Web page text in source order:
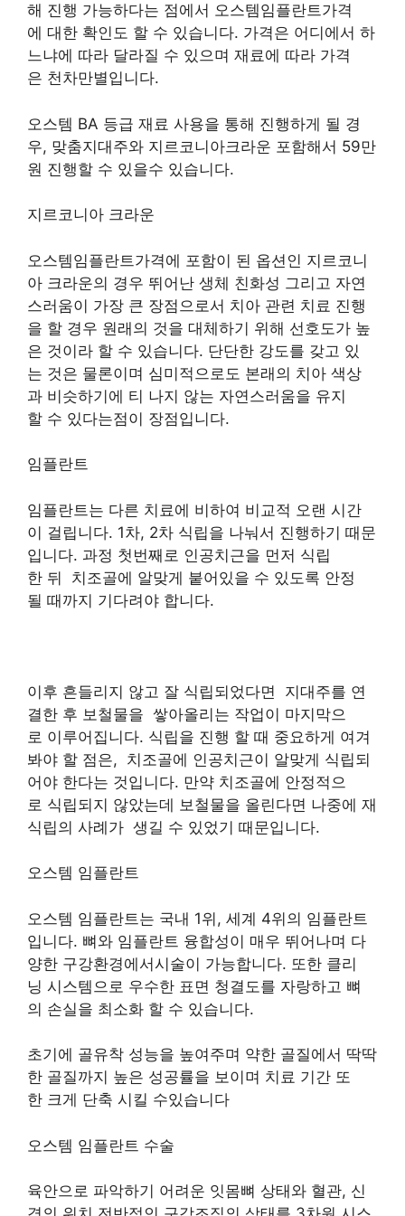
해 진행 가능하다는 점에서 오스템임플란트가격
에 대한 확인도 할 수 있습니다. 가격은 어디에서 하
느냐에 따라 달라질 수 있으며 재료에 따라 가격
은 천차만별입니다.
오스템 BA 등급 재료 사용을 통해 진행하게 될 경
우, 맞춤지대주와 지르코니아크라운 포함해서 59만
원 진행할 수 있을수 있습니다.
지르코니아 크라운
오스템임플란트가격에 포함이 된 옵션인 지르코니
아 크라운의 경우 뛰어난 생체 친화성 그리고 자연
스러움이 가장 큰 장점으로서 치아 관련 치료 진행
을 할 경우 원래의 것을 대체하기 위해 선호도가 높
은 것이라 할 수 있습니다. 단단한 강도를 갖고 있
는 것은 물론이며 심미적으로도 본래의 치아 색상
과 비슷하기에 티 나지 않는 자연스러움을 유지
할 수 있다는점이 장점입니다.
임플란트
임플란트는 다른 치료에 비하여 비교적 오랜 시간
이 걸립니다. 1차, 2차 식립을 나눠서 진행하기 때문
입니다. 과정 첫번째로 인공치근을 먼저 식립
한 뒤 치조골에 알맞게 붙어있을 수 있도록 안정
될 때까지 기다려야 합니다.
이후 흔들리지 않고 잘 식립되었다면 지대주를 연
결한 후 보철물을 쌓아올리는 작업이 마지막으
로 이루어집니다. 식립을 진행 할 때 중요하게 여겨
봐야 할 점은, 치조골에 인공치근이 알맞게 식립되
어야 한다는 것입니다. 만약 치조골에 안정적으
로 식립되지 않았는데 보철물을 올린다면 나중에 재
식립의 사례가 생길 수 있었기 때문입니다.
오스템 임플란트
오스템 임플란트는 국내 1위, 세계 4위의 임플란트
입니다. 뼈와 임플란트 융합성이 매우 뛰어나며 다
양한 구강환경에서시술이 가능합니다. 또한 클리
닝 시스템으로 우수한 표면 청결도를 자랑하고 뼈
의 손실을 최소화 할 수 있습니다.
초기에 골유착 성능을 높여주며 약한 골질에서 딱딱
한 골질까지 높은 성공률을 보이며 치료 기간 또
한 크게 단축 시킬 수있습니다
오스템 임플란트 수술
육안으로 파악하기 어려운 잇몸뼈 상태와 혈관, 신